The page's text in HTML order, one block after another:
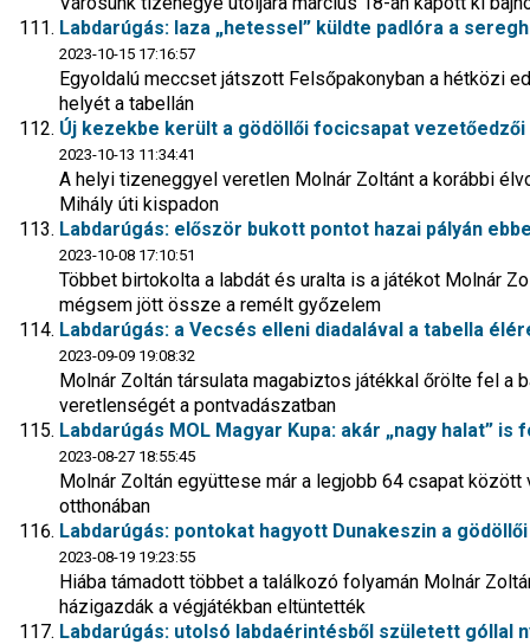
Labdarúgás: laza „hetessel” küldte padlóra a
2023-10-15 17:16:57
Egyoldalú meccset játszott Felsőpakonyban a hétközi
helyét a tabellán
Új kezekbe került a gödöllői focicsapat
2023-10-13 11:34:41
A helyi tizeneggyel veretlen Molnár Zoltánt a korábbi
Mihály úti kispadon
Labdarúgás: először bukott pontot hazai pályán
2023-10-08 17:10:51
Többet birtokolta a labdát és uralta is a játékot Molnár
mégsem jött össze a remélt győzelem
Labdarúgás: a Vecsés elleni diadalával a tabella
2023-09-09 19:08:32
Molnár Zoltán társulata magabiztos játékkal őrölte fel a
veretlenségét a pontvadászatban
Labdarúgás MOL Magyar Kupa: akár „nagy halat”
2023-08-27 18:55:45
Molnár Zoltán együttese már a legjobb 64 csapat
otthonában
Labdarúgás: pontokat hagyott Dunakeszin a
2023-08-19 19:23:55
Hiába támadott többet a találkozó folyamán Molnár
házigazdák a végjátékban eltüntették
Labdarúgás: utolsó labdaérintésből született góllal